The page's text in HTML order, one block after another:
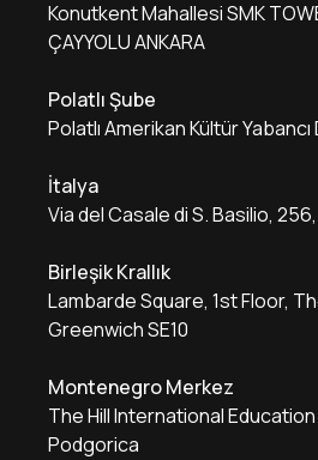
Konutkent Mahallesi SMK
ÇAYYOLU ANKARA
Polatlı Şube
Polatlı Amerikan Kültür Yabancı
İtalya
Via del Casale di S. Basilio,
Birleşik Krallık
Lambarde Square, 1st Floor,
Greenwich SE10
Montenegro Merkez
The Hill International
Podgorica